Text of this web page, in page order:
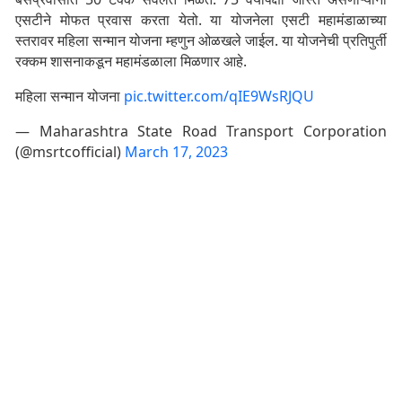
एसटीने मोफत प्रवास करता येतो. या योजनेला एसटी महामंडाळाच्या
स्तरावर महिला सन्मान योजना म्हणुन ओळखले जाईल. या योजनेची प्रतिपुर्ती
रक्कम शासनाकडून महामंडळाला मिळणार आहे.
महिला सन्मान योजना pic.twitter.com/qIE9WsRJQU
— Maharashtra State Road Transport Corporation
(@msrtcofficial) March 17, 2023